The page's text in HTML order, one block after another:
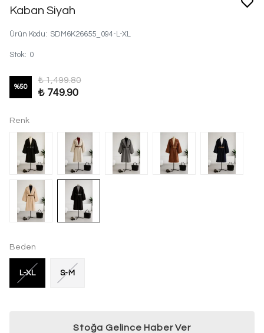
Kaban Siyah
Ürün Kodu: SDM6K26655_094-L-XL
Stok: 0
%50
₺ 1,499.80
₺ 749.90
Renk
Beden
L-XL S-M
Stoğa Gelince Haber Ver
%20 İNDİRİM